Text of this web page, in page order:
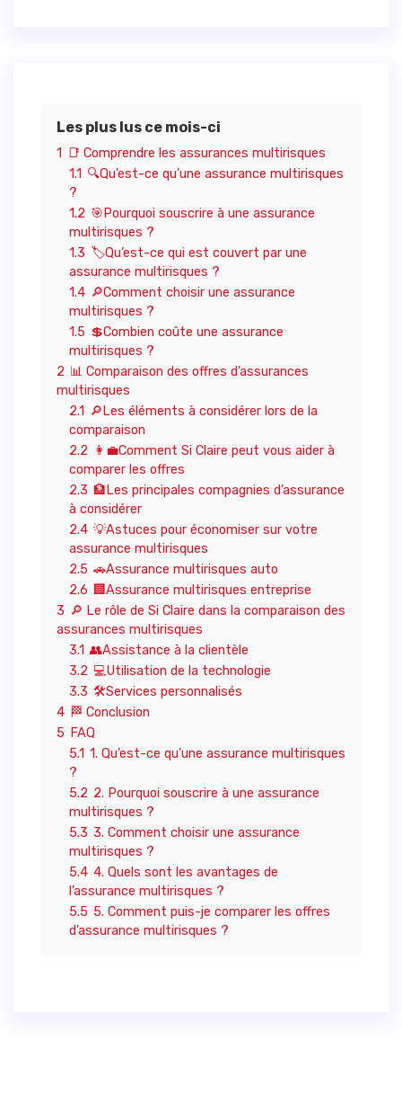
Les plus lus ce mois-ci
1 📑 Comprendre les assurances multirisques
1.1 🔍Qu’est-ce qu’une assurance multirisques
?
1.2 🎯Pourquoi souscrire à une assurance
multirisques ?
1.3 🏷️Qu’est-ce qui est couvert par une
assurance multirisques ?
1.4 🔎Comment choisir une assurance
multirisques ?
1.5 💲Combien coûte une assurance
multirisques ?
2 📊 Comparaison des offres d’assurances
multirisques
2.1 🔎Les éléments à considérer lors de la
comparaison
2.2 👩‍💼Comment Si Claire peut vous aider à
comparer les offres
2.3 🏦Les principales compagnies d’assurance
à considérer
2.4 💡Astuces pour économiser sur votre
assurance multirisques
2.5 🚗Assurance multirisques auto
2.6 🏢Assurance multirisques entreprise
3 🔎 Le rôle de Si Claire dans la comparaison des
assurances multirisques
3.1 👥Assistance à la clientèle
3.2 💻Utilisation de la technologie
3.3 🛠️Services personnalisés
4 🏁 Conclusion
5 FAQ
5.1 1. Qu’est-ce qu’une assurance multirisques
?
5.2 2. Pourquoi souscrire à une assurance
multirisques ?
5.3 3. Comment choisir une assurance
multirisques ?
5.4 4. Quels sont les avantages de
l’assurance multirisques ?
5.5 5. Comment puis-je comparer les offres
d’assurance multirisques ?